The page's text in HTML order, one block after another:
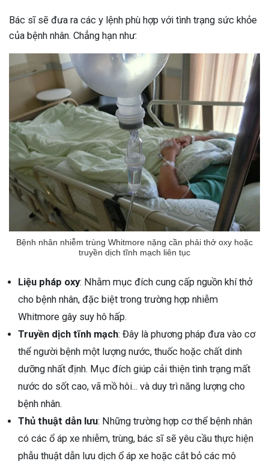
Bác sĩ sẽ đưa ra các y lệnh phù hợp với tình trạng sức khỏe
của bệnh nhân. Chẳng hạn như:
Bệnh nhân nhiễm trùng Whitmore nặng cần phải thở oxy hoặc
truyền dịch tĩnh mạch liên tục
Liệu pháp oxy: Nhằm mục đích cung cấp nguồn khí thở
cho bệnh nhân, đặc biệt trong trường hợp nhiễm
Whitmore gây suy hô hấp.
Truyền dịch tĩnh mạch: Đây là phương pháp đưa vào cơ
thể người bệnh một lượng nước, thuốc hoặc chất dinh
dưỡng nhất định. Mục đích giúp cải thiện tình trạng mất
nước do sốt cao, vã mồ hôi... và duy trì năng lượng cho
bệnh nhân.
Thủ thuật dẫn lưu: Những trường hợp cơ thể bệnh nhân
có các ổ áp xe nhiễm, trùng, bác sĩ sẽ yêu cầu thực hiện
phẫu thuật dẫn lưu dịch ổ áp xe hoặc cắt bỏ các mô